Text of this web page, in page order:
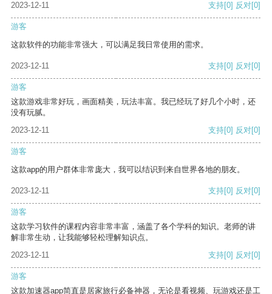
2023-12-11
支持[0] 反对[0]
游客
这款软件的功能非常强大，可以满足我日常使用的需求。
2023-12-11 支持[0] 反对[0]
游客
这款游戏非常好玩，画面精美，玩法丰富。我已经玩了好几个小时，还
没有玩腻。
2023-12-11
支持[0] 反对[0]
游客
这款app的用户群体非常庞大，我可以结识到来自世界各地的朋友。
2023-12-11 支持[0] 反对[0]
游客
这款学习软件的课程内容非常丰富，涵盖了各个学科的知识。老师的讲
解非常生动，让我能够轻松理解知识点。
2023-12-11
支持[0] 反对[0]
游客
这款加速器app简直是居家旅行必备神器，无论是看视频、玩游戏还是工